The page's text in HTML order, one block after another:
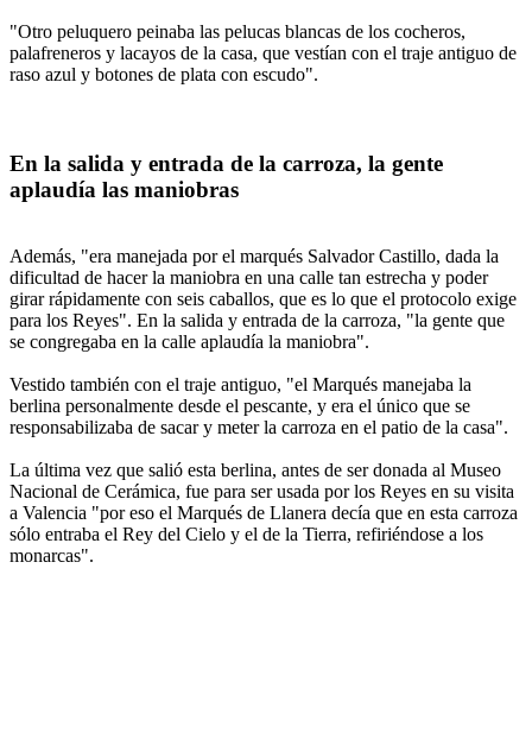
"Otro peluquero peinaba las pelucas blancas de los cocheros,
palafreneros y lacayos de la casa, que vestían con el traje antiguo de
raso azul y botones de plata con escudo".
En la salida y entrada de la carroza, la gente
aplaudía las maniobras
Además, "era manejada por el marqués Salvador Castillo, dada la
dificultad de hacer la maniobra en una calle tan estrecha y poder
girar rápidamente con seis caballos, que es lo que el protocolo exige
para los Reyes". En la salida y entrada de la carroza, "la gente que
se congregaba en la calle aplaudía la maniobra".
Vestido también con el traje antiguo, "el Marqués manejaba la
berlina personalmente desde el pescante, y era el único que se
responsabilizaba de sacar y meter la carroza en el patio de la casa".
La última vez que salió esta berlina, antes de ser donada al Museo
Nacional de Cerámica, fue para ser usada por los Reyes en su visita
a Valencia "por eso el Marqués de Llanera decía que en esta carroza
sólo entraba el Rey del Cielo y el de la Tierra, refiriéndose a los
monarcas".